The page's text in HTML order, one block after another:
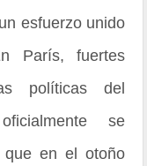
esfuerzo unido
París, fuertes
políticas del
se
que en el otoño